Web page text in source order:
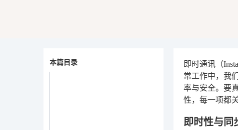
本篇目录
即时通讯（
常工作中，我
率与安全。要
性，每一项都
即时性与同